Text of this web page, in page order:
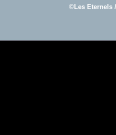
©Les Eternels